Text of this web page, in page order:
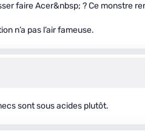
faire Acer&nbsp; ? Ce monstre
n’a pas l’air fameuse.
sont sous acides plutôt.